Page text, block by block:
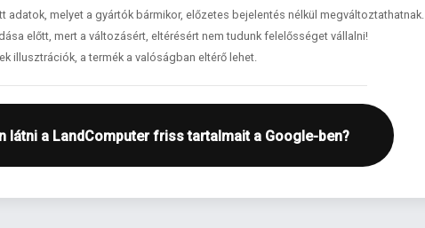
melyet a gyártók bármikor, előzetes bejelentés nélkül megváltoztathatnak.
előtt, mert a változásért, eltérésért nem tudunk felelősséget vállalni!
illusztrációk, a termék a valóságban eltérő lehet.
látni a LandComputer friss tartalmait a Google-ben?